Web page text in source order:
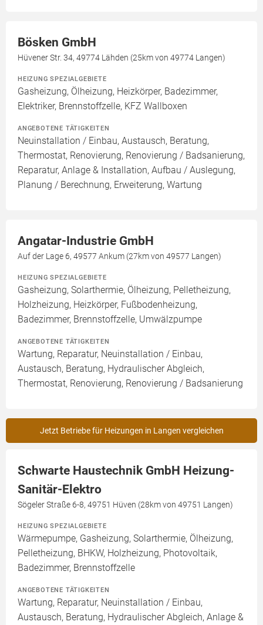
Bösken GmbH
Hüvener Str. 34, 49774 Lähden (25km von 49774 Langen)
HEIZUNG SPEZIALGEBIETE
Gasheizung, Ölheizung, Heizkörper, Badezimmer,
Elektriker, Brennstoffzelle, KFZ Wallboxen
ANGEBOTENE TÄTIGKEITEN
Neuinstallation / Einbau, Austausch, Beratung,
Thermostat, Renovierung, Renovierung / Badsanierung,
Reparatur, Anlage & Installation, Aufbau / Auslegung,
Planung / Berechnung, Erweiterung, Wartung
Angatar-Industrie GmbH
Auf der Lage 6, 49577 Ankum (27km von 49577 Langen)
HEIZUNG SPEZIALGEBIETE
Gasheizung, Solarthermie, Ölheizung, Pelletheizung,
Holzheizung, Heizkörper, Fußbodenheizung,
Badezimmer, Brennstoffzelle, Umwälzpumpe
ANGEBOTENE TÄTIGKEITEN
Wartung, Reparatur, Neuinstallation / Einbau,
Austausch, Beratung, Hydraulischer Abgleich,
Thermostat, Renovierung, Renovierung / Badsanierung
Jetzt Betriebe für Heizungen in Langen vergleichen
Schwarte Haustechnik GmbH Heizung-
Sanitär-Elektro
Sögeler Straße 6-8, 49751 Hüven (28km von 49751 Langen)
HEIZUNG SPEZIALGEBIETE
Wärmepumpe, Gasheizung, Solarthermie, Ölheizung,
Pelletheizung, BHKW, Holzheizung, Photovoltaik,
Badezimmer, Brennstoffzelle
ANGEBOTENE TÄTIGKEITEN
Wartung, Reparatur, Neuinstallation / Einbau,
Austausch, Beratung, Hydraulischer Abgleich, Anlage &